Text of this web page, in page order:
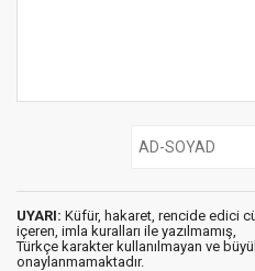
UYARI: Küfür, hakaret, rencide edici
içeren, imla kuralları ile yazılmamış,
Türkçe karakter kullanılmayan ve
onaylanmamaktadır.